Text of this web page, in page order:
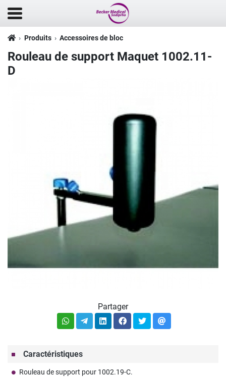
Produits Accessoires de bloc
Rouleau de support Maquet 1002.11-
D
Partager
Caractéristiques
Rouleau de support pour 1002.19-C.